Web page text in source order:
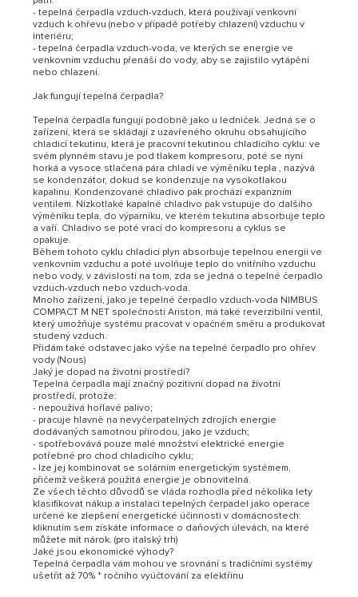
- tepelná čerpadla vzduch-vzduch, která používají venkovní
vzduch k ohřevu (nebo v případě potřeby chlazení) vzduchu v
interiéru;
- tepelná čerpadla vzduch-voda, ve kterých se energie ve
venkovním vzduchu přenáší do vody, aby se zajistilo vytápění
nebo chlazení.
Jak fungují tepelná čerpadla?
Tepelná čerpadla fungují podobně jako u ledniček. Jedná se o
zařízení, která se skládají z uzavřeného okruhu obsahujícího
chladicí tekutinu, která je pracovní tekutinou chladicího cyklu: ve
svém plynném stavu je pod tlakem kompresoru, poté se nyní
horká a vysoce stlačená pára chladí ve výměníku tepla , nazývá
se kondenzátor, dokud se kondenzuje na vysokotlakou
kapalinu. Kondenzované chladivo pak prochází expanzním
ventilem. Nízkotlaké kapalné chladivo pak vstupuje do dalšího
výměníku tepla, do výparníku, ve kterém tekutina absorbuje teplo
a vaří. Chladivo se poté vrací do kompresoru a cyklus se
opakuje.
Během tohoto cyklu chladicí plyn absorbuje tepelnou energii ve
venkovním vzduchu a poté uvolňuje teplo do vnitřního vzduchu
nebo vody, v závislosti na tom, zda se jedná o tepelné čerpadlo
vzduch-vzduch nebo vzduch-voda.
Mnoho zařízení, jako je tepelné čerpadlo vzduch-voda NIMBUS
COMPACT M NET společnosti Ariston, má také reverzibilní ventil,
který umožňuje systému pracovat v opačném směru a produkovat
studený vzduch.
Přidám také odstavec jako výše na tepelné čerpadlo pro ohřev
vody (Nous)
Jaký je dopad na životní prostředí?
Tepelná čerpadla mají značný pozitivní dopad na životní
prostředí, protože:
- nepoužívá hořlavé palivo;
- pracuje hlavně na nevyčerpatelných zdrojích energie
dodávaných samotnou přírodou, jako je vzduch;
- spotřebovává pouze malé množství elektrické energie
potřebné pro chod chladicího cyklu;
- lze jej kombinovat se solárním energetickým systémem,
přičemž veškerá použitá energie je obnovitelná.
Ze všech těchto důvodů se vláda rozhodla před několika lety
klasifikovat nákup a instalaci tepelných čerpadel jako operace
určené ke zlepšení energetické účinnosti v domácnostech:
kliknutím sem získáte informace o daňových úlevách, na které
můžete mít nárok. (pro italský trh)
Jaké jsou ekonomické výhody?
Tepelná čerpadla vám mohou ve srovnání s tradičními systémy
ušetřit až 70% * ročního vyúčtování za elektřinu